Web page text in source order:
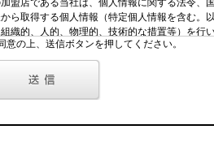
意の上、送信ボタンを押してください。